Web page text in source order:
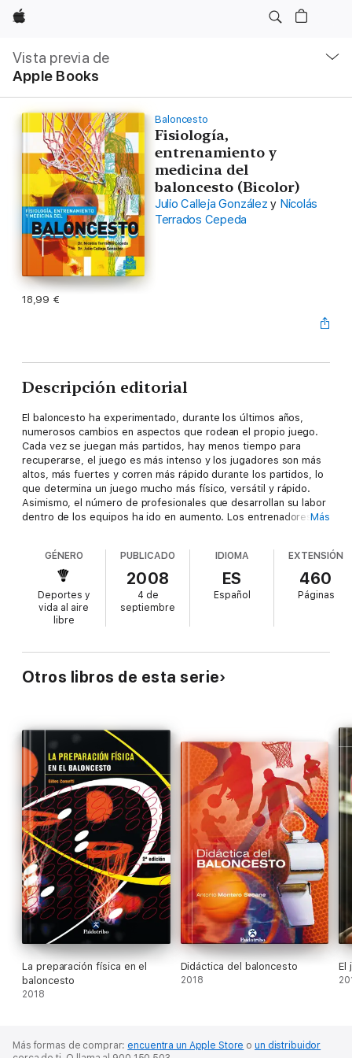
Apple
Vista previa de
Apple Books
local
Abrir
menú
Baloncesto
Fisiología,
entrenamiento y
medicina del
baloncesto (Bicolor)
Julio Calleja González y Nicolás
Terrados Cepeda
18,99 €
Descripción editorial
El baloncesto ha experimentado, durante los últimos años,
numerosos cambios en aspectos que rodean el propio juego.
Cada vez se juegan más partidos, hay menos tiempo para
recuperarse, el juego es más intenso y los jugadores son más
altos, más fuertes y corren más rápido durante los partidos, lo
que determina un juego mucho más físico, versátil y rápido.
Asimismo, el número de profesionales que desarrollan su labor
dentro de los equipos ha ido en aumento. Los entrenadores,
organizar el trabajo que ha de hacer el jugador desde el punto
de vista físico y técnico. Este libro desarrolla, con los últimos
datos que aporta la investigación científica, desde los
conocimientos de fisiología, pasando luego por el
entrenamiento, hasta la medicina deportiva aplicada al
baloncesto. Este enfoque multidisciplinario le brindará al lector
entrenadores, preparadores físicos, fisioterapeutas,
Más
GÉNERO
Deportes y
vida al aire
libre
PUBLICADO
2008
4 de
septiembre
IDIOMA
ES
Español
EXTENSIÓN
460
Páginas
Otros libros de esta serie
La preparación física en el
baloncesto
2018
Didáctica del baloncesto
2018
El
Más formas de comprar: encuentra un Apple Store oun distribuidor